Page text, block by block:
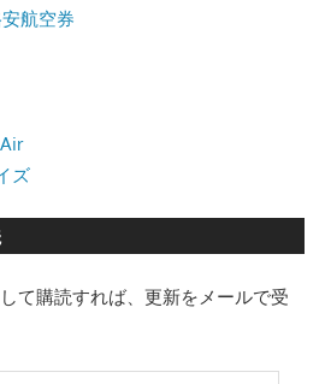
航空券
ズ
て購読すれば、更新をメールで受